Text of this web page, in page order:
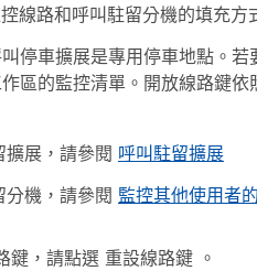
線路和呼叫駐留分機的填充方
停車擴展是專用停車地點。若
區的監控清單。開放線路鍵
展，請參閱 呼叫駐留擴展
機，請參閱 監控其他使用者
鍵，請點選 重設線路鍵 。